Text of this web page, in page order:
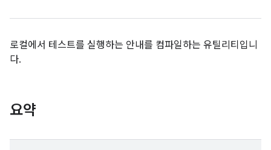
로컬에서 테스트를 실행하는 안내를 컴파일하는 유틸리티입니
다.
요약